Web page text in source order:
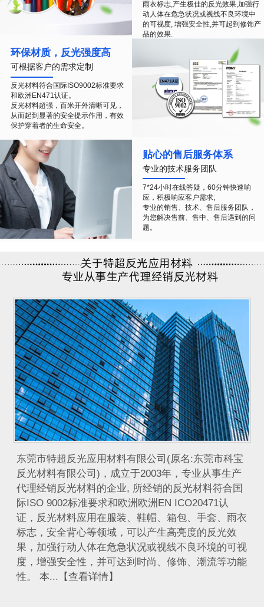
雨衣标志,产生极佳的反光效果,加强行
动人体在危急状况或视线不良环境中
的可视度, 增强安全性,并可起到修饰产
品的效果.
环保材质，反光强度高
可根据客户的需求定制
反光材料符合国际ISO9002标准要求
和欧洲EN471认证。
反光材料超强，百米开外清晰可见，
从而起到显著的安全提示作用，有效
保护穿着者的生命安全。
贴心的售后服务体系
专业的技术服务团队
7*24小时在线答疑，60分钟快速响
应，积极响应客户需求;
专业的销售、技术、售后服务团队，
为您解决售前、售中、售后遇到的问
题。
​ 东莞市特超反光应用材料有限公司(原名:东莞市科宝
反光材料有限公司)，成立于2003年，专业从事生产
代理经销反光材料的企业, 所经销的反光材料符合国
际ISO 9002标准要求和欧洲欧洲EN ICO20471认
证，反光材料应用在服装、鞋帽、箱包、手套、雨衣
标志，安全背心等领域，可以产生高亮度的反光效
果，加强行动人体在危急状况或视线不良环境的可视
度，增强安全性，并可达到时尚、修饰、潮流等功能
性。 本...【查看详情】